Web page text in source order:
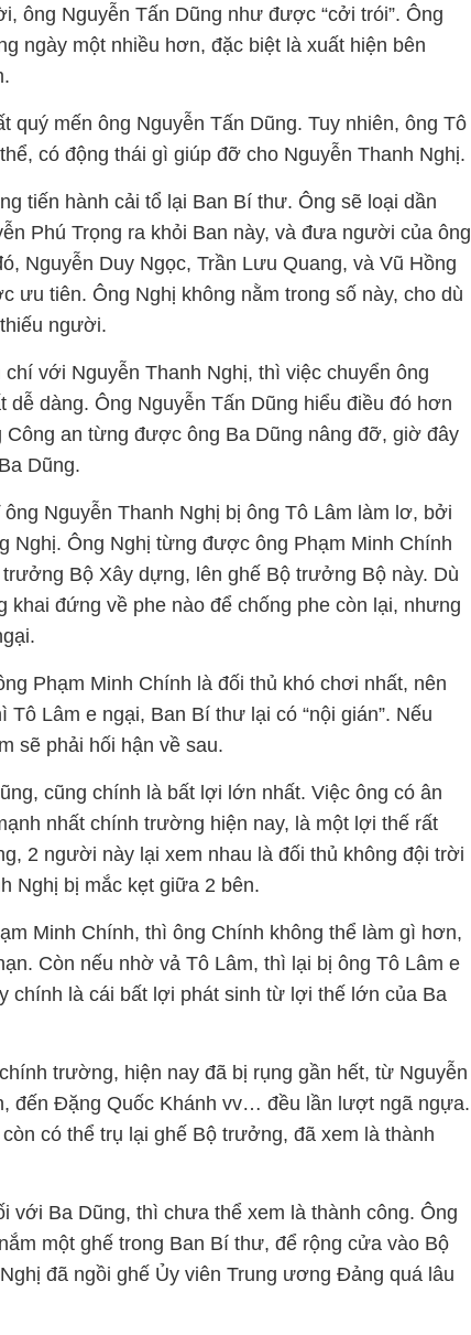
ông Nguyễn Tấn Dũng như được “cởi trói”. Ông
ngày một nhiều hơn, đặc biệt là xuất hiện bên
quý mến ông Nguyễn Tấn Dũng. Tuy nhiên, ông Tô
có động thái gì giúp đỡ cho Nguyễn Thanh Nghị.
tiến hành cải tổ lại Ban Bí thư. Ông sẽ loại dần
Phú Trọng ra khỏi Ban này, và đưa người của ông
Nguyễn Duy Ngọc, Trần Lưu Quang, và Vũ Hồng
ưu tiên. Ông Nghị không nằm trong số này, cho dù
người.
với Nguyễn Thanh Nghị, thì việc chuyển ông
dễ dàng. Ông Nguyễn Tấn Dũng hiểu điều đó hơn
an từng được ông Ba Dũng nâng đỡ, giờ đây
Dũng.
Nguyễn Thanh Nghị bị ông Tô Lâm làm lơ, bởi
Nghị. Ông Nghị từng được ông Phạm Minh Chính
Bộ Xây dựng, lên ghế Bộ trưởng Bộ này. Dù
khai đứng về phe nào để chống phe còn lại, nhưng
Phạm Minh Chính là đối thủ khó chơi nhất, nên
Tô Lâm e ngại, Ban Bí thư lại có “nội gián”. Nếu
sẽ phải hối hận về sau.
cũng chính là bất lợi lớn nhất. Việc ông có ân
nhất chính trường hiện nay, là một lợi thế rất
2 người này lại xem nhau là đối thủ không đội trời
Nghị bị mắc kẹt giữa 2 bên.
Minh Chính, thì ông Chính không thể làm gì hơn,
Còn nếu nhờ vả Tô Lâm, thì lại bị ông Tô Lâm e
chính là cái bất lợi phát sinh từ lợi thế lớn của Ba
trường, hiện nay đã bị rụng gần hết, từ Nguyễn
đến Đặng Quốc Khánh vv… đều lần lượt ngã ngựa.
có thể trụ lại ghế Bộ trưởng, đã xem là thành
với Ba Dũng, thì chưa thể xem là thành công. Ông
một ghế trong Ban Bí thư, để rộng cửa vào Bộ
đã ngồi ghế Ủy viên Trung ương Đảng quá lâu